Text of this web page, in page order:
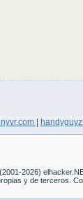
2026)
y de terceros.